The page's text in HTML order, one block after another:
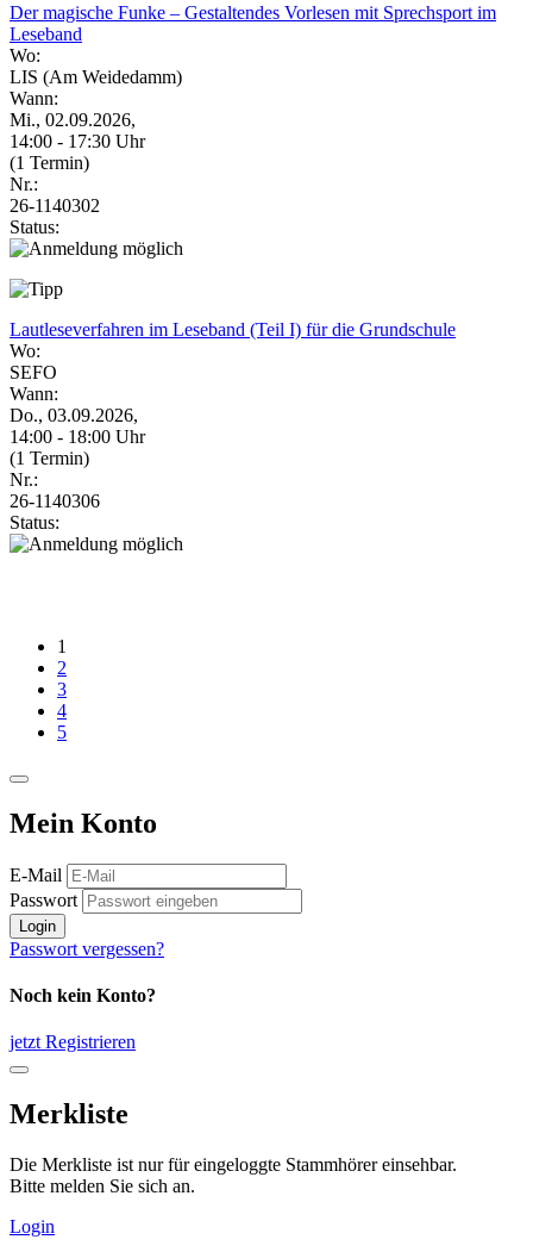
Der magische Funke – Gestaltendes Vorlesen mit Sprechsport im
Leseband
Wo:
LIS (Am Weidedamm)
Wann:
Mi., 02.09.2026,
14:00 - 17:30 Uhr
(1 Termin)
Nr.:
26-1140302
Status:
Lautleseverfahren im Leseband (Teil I) für die Grundschule
Wo:
SEFO
Wann:
Do., 03.09.2026,
14:00 - 18:00 Uhr
(1 Termin)
Nr.:
26-1140306
Status:
1
2
3
4
5
Mein Konto
E-Mail
Passwort
Login
Passwort vergessen?
Noch kein Konto?
jetzt Registrieren
Merkliste
Die Merkliste ist nur für eingeloggte Stammhörer einsehbar.
Bitte melden Sie sich an.
Login